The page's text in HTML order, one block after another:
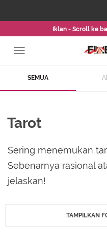
Iklan - Scroll ke
SEMUA
Tarot
Sering menemukan
Sebenarnya rasional
jelaskan!
TAMPILKAN